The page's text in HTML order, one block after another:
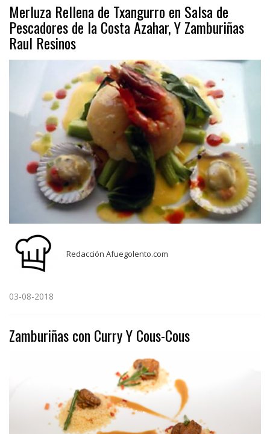
Merluza Rellena de Txangurro en Salsa de
Pescadores de la Costa Azahar, Y Zamburiñas
Raul Resinos
Redacción Afuegolento.com
03-08-2018
Zamburiñas con Curry Y Cous-Cous